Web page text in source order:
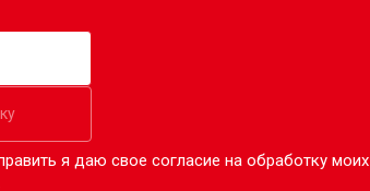
я даю свое согласие на обработку моих